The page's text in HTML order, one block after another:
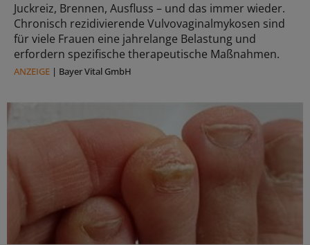
Juckreiz, Brennen, Ausfluss – und das immer wieder.
Chronisch rezidivierende Vulvovaginalmykosen sind
für viele Frauen eine jahrelange Belastung und
erfordern spezifische therapeutische Maßnahmen.
ANZEIGE | Bayer Vital GmbH